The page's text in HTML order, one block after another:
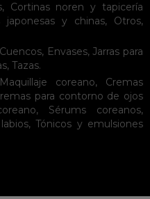
, Cortinas noren y tapicería
japonesas y chinas, Otros,
Cuencos, Envases,Jarras para
, Tazas.
Maquillaje coreano, Cremas
para contorno de ojos
, Sérums coreanos,
,Tónicos y emulsiones